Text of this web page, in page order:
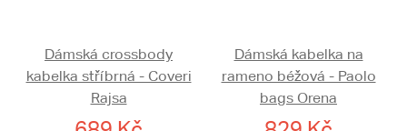
Dámská crossbody
kabelka stříbrná - Coveri
Rajsa
Dámská kabelka na
rameno béžová - Paolo
bags Orena